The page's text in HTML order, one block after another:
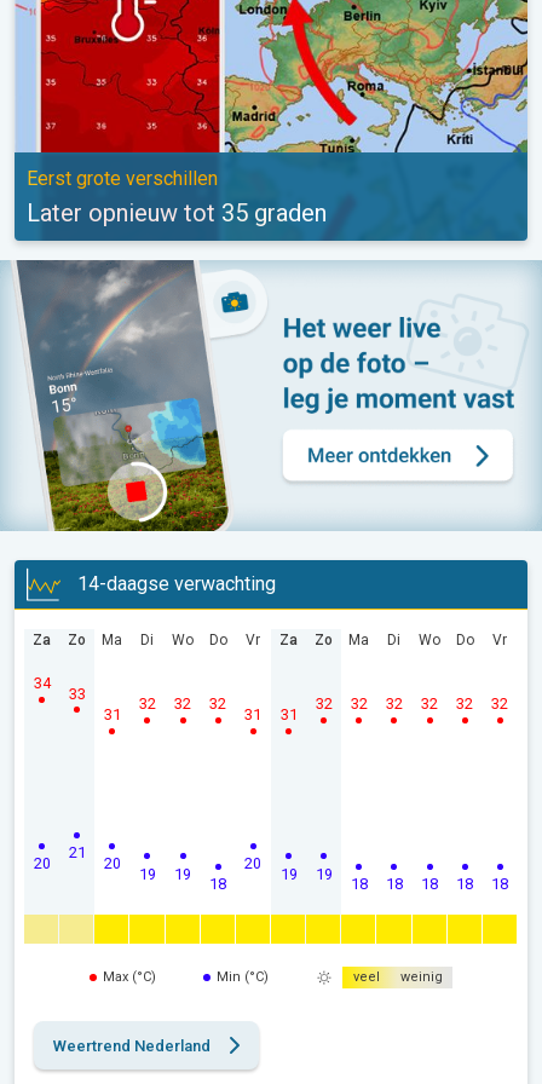
Eerst grote verschillen
Later opnieuw tot 35 graden
14-daagse verwachting
Za
20
34
Zo
21
33
Ma
20
31
Di
19
32
Wo
19
32
Do
18
32
Vr
20
31
Za
19
31
Zo
19
32
Ma
18
32
Di
18
32
Wo
18
32
Do
18
32
Vr
18
32
Max (°C) Min (°C) veel weinig
Weertrend Nederland